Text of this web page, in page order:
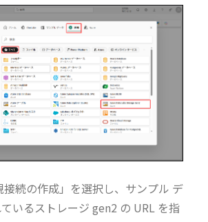
続の作成」を選択し、サンプル デ
いるストレージ gen2 の URL を指